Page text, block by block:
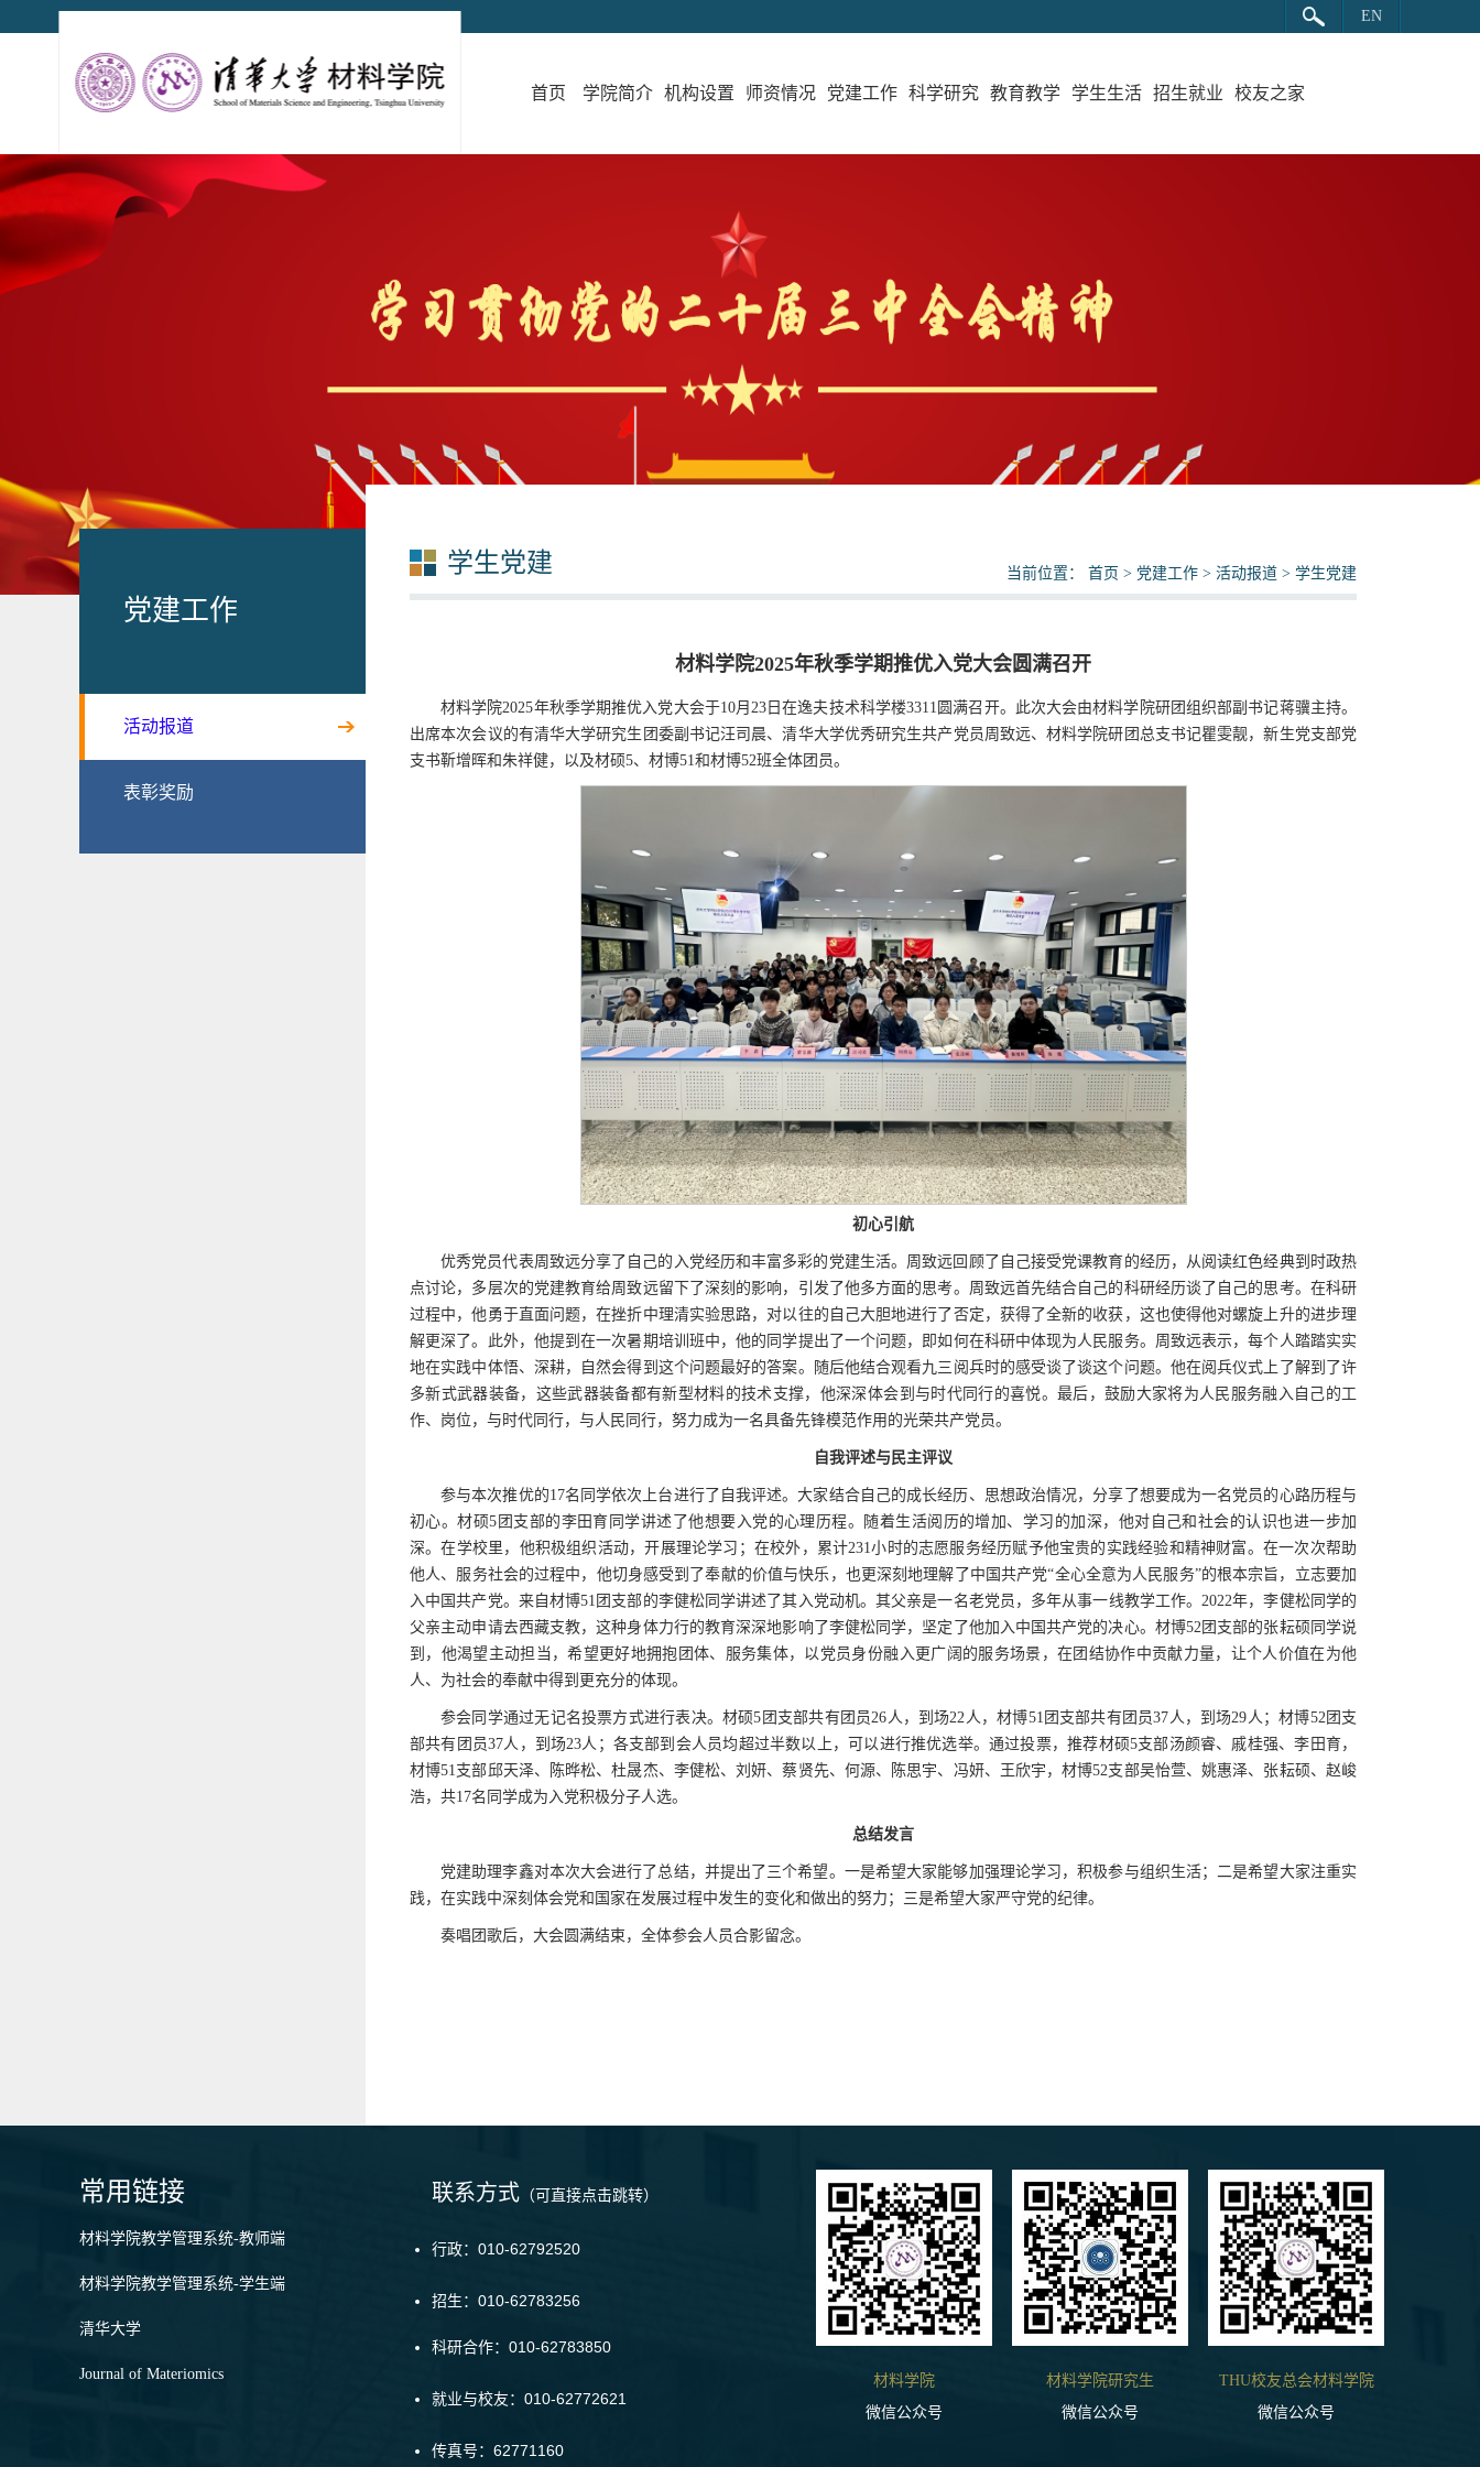
EN
首页 学院简介 机构设置 师资情况 党建工作 科学研究 教育教学 学生生活 招生就业 校友之家
党建工作
活动报道
表彰奖励
学生党建 当前位置： 首页 > 党建工作 > 活动报道 > 学生党建
材料学院2025年秋季学期推优入党大会圆满召开
材料学院2025年秋季学期推优入党大会于10月23日在逸夫技术科学楼3311圆满召开。此次大会由材料学院研团组织部副书记蒋骥主持。
出席本次会议的有清华大学研究生团委副书记汪司晨、清华大学优秀研究生共产党员周致远、材料学院研团总支书记瞿雯靓，新生党支部党
支书靳增晖和朱祥健，以及材硕5、材博51和材博52班全体团员。
初心引航
优秀党员代表周致远分享了自己的入党经历和丰富多彩的党建生活。周致远回顾了自己接受党课教育的经历，从阅读红色经典到时政热
点讨论，多层次的党建教育给周致远留下了深刻的影响，引发了他多方面的思考。周致远首先结合自己的科研经历谈了自己的思考。在科研
过程中，他勇于直面问题，在挫折中理清实验思路，对以往的自己大胆地进行了否定，获得了全新的收获，这也使得他对螺旋上升的进步理
解更深了。此外，他提到在一次暑期培训班中，他的同学提出了一个问题，即如何在科研中体现为人民服务。周致远表示，每个人踏踏实实
地在实践中体悟、深耕，自然会得到这个问题最好的答案。随后他结合观看九三阅兵时的感受谈了谈这个问题。他在阅兵仪式上了解到了许
多新式武器装备，这些武器装备都有新型材料的技术支撑，他深深体会到与时代同行的喜悦。最后，鼓励大家将为人民服务融入自己的工
作、岗位，与时代同行，与人民同行，努力成为一名具备先锋模范作用的光荣共产党员。
自我评述与民主评议
参与本次推优的17名同学依次上台进行了自我评述。大家结合自己的成长经历、思想政治情况，分享了想要成为一名党员的心路历程与
初心。材硕5团支部的李田育同学讲述了他想要入党的心理历程。随着生活阅历的增加、学习的加深，他对自己和社会的认识也进一步加
深。在学校里，他积极组织活动，开展理论学习；在校外，累计231小时的志愿服务经历赋予他宝贵的实践经验和精神财富。在一次次帮助
他人、服务社会的过程中，他切身感受到了奉献的价值与快乐，也更深刻地理解了中国共产党“全心全意为人民服务”的根本宗旨，立志要加
入中国共产党。来自材博51团支部的李健松同学讲述了其入党动机。其父亲是一名老党员，多年从事一线教学工作。2022年，李健松同学的
父亲主动申请去西藏支教，这种身体力行的教育深深地影响了李健松同学，坚定了他加入中国共产党的决心。材博52团支部的张耘硕同学说
到，他渴望主动担当，希望更好地拥抱团体、服务集体，以党员身份融入更广阔的服务场景，在团结协作中贡献力量，让个人价值在为他
人、为社会的奉献中得到更充分的体现。
参会同学通过无记名投票方式进行表决。材硕5团支部共有团员26人，到场22人，材博51团支部共有团员37人，到场29人；材博52团支
部共有团员37人，到场23人；各支部到会人员均超过半数以上，可以进行推优选举。通过投票，推荐材硕5支部汤颜睿、戚桂强、李田育，
材博51支部邱天泽、陈晔松、杜晟杰、李健松、刘妍、蔡贤先、何源、陈思宇、冯妍、王欣宇，材博52支部吴怡萱、姚惠泽、张耘硕、赵峻
浩，共17名同学成为入党积极分子人选。
总结发言
党建助理李鑫对本次大会进行了总结，并提出了三个希望。一是希望大家能够加强理论学习，积极参与组织生活；二是希望大家注重实
践，在实践中深刻体会党和国家在发展过程中发生的变化和做出的努力；三是希望大家严守党的纪律。
奏唱团歌后，大会圆满结束，全体参会人员合影留念。
常用链接
材料学院教学管理系统-教师端
材料学院教学管理系统-学生端
清华大学
Journal of Materiomics
联系方式 （可直接点击跳转）
行政：010-62792520
招生：010-62783256
科研合作：010-62783850
就业与校友：010-62772621
传真号：62771160
材料学院
微信公众号
材料学院研究生
微信公众号
THU校友总会材料学院
微信公众号